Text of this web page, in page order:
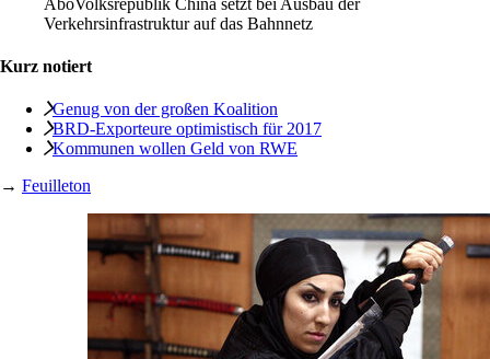
AboVolksrepublik China setzt bei Ausbau der
Verkehrsinfrastruktur auf das Bahnnetz
Kurz notiert
Genug von der großen Koalition
BRD-Exporteure optimistisch für 2017
Kommunen wollen Geld von RWE
→ Feuilleton